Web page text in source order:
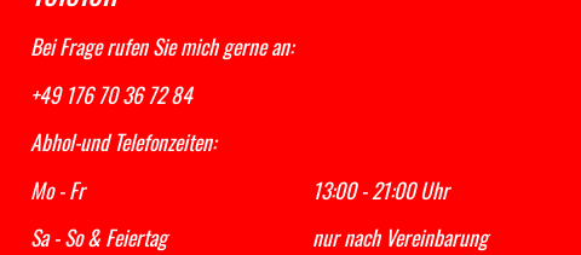
Bei Frage rufen Sie mich gerne an:
+49 176 70 36 72 84
Abhol-und Telefonzeiten:
Mo - Fr 13:00 - 21:00 Uhr
Sa - So & Feiertag nur nach Vereinbarung